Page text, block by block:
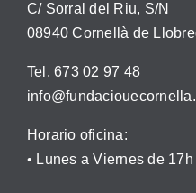
C/ Sorral del Riu, S/N
08940 Cornellà de
Tel. 673 02 97 48
Horario oficina:
• Lunes a Viernes de